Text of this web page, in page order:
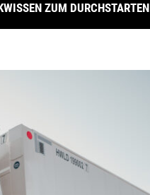
ZUM DURCHSTARTEN